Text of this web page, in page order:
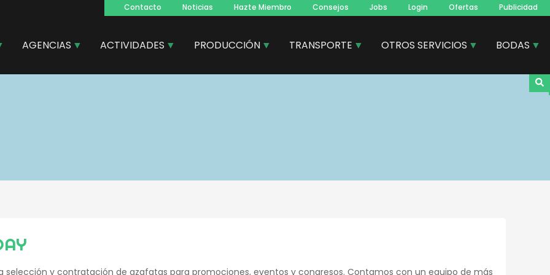
Navegacion
principal
Contacto Noticias Hazte Miembro Consejos Jobs Login Ofertas Publicidad
AGENCIAS ACTIVIDADES PRODUCCIÓN TRANSPORTE OTROS SERVICIOS BODAS
selección y contratación de azafatas para promociones, eventos y congresos. Contamos con un equipo de más